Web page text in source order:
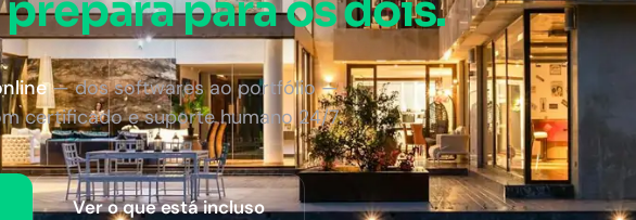
— dos softwares ao portfólio —
certificado e suporte humano 24/7.
Ver o que está incluso